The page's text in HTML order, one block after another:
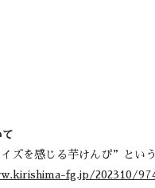
て​
ズを感じる芋けんぴ”という
fg.jp/202310/